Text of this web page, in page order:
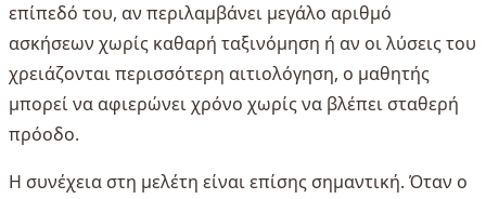
επίπεδό του, αν περιλαμβάνει μεγάλο αριθμό
ασκήσεων χωρίς καθαρή ταξινόμηση ή αν οι λύσεις του
χρειάζονται περισσότερη αιτιολόγηση, ο μαθητής
μπορεί να αφιερώνει χρόνο χωρίς να βλέπει σταθερή
πρόοδο.
Η συνέχεια στη μελέτη είναι επίσης σημαντική. Όταν ο